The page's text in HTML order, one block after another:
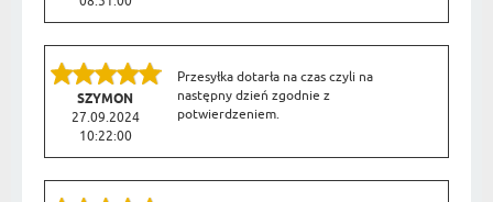
SZYMON
27.09.2024
10:22:00
Przesyłka dotarła na czas czyli na
następny dzień zgodnie z
potwierdzeniem.